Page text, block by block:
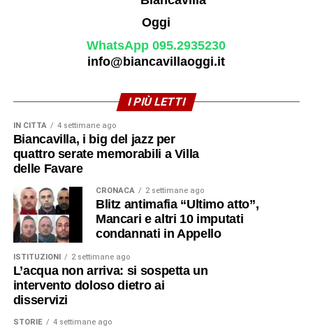
WhatsApp 095.2935230
info@biancavillaoggi.it
I PIÙ LETTI
IN CITTÀ 4 settimane ago
Biancavilla, i big del jazz per
quattro serate memorabili a Villa
delle Favare
CRONACA 2 settimane ago
Blitz antimafia “Ultimo atto”,
Mancari e altri 10 imputati
condannati in Appello
ISTITUZIONI 2 settimane ago
L’acqua non arriva: si sospetta un
intervento doloso dietro ai
disservizi
STORIE 4 settimane ago